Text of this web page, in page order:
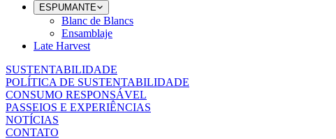
ESPUMANTE
Blanc de Blancs
Ensamblaje
Late Harvest
SUSTENTABILIDADE
POLÍTICA DE SUSTENTABILIDADE
CONSUMO RESPONSÁVEL
PASSEIOS E EXPERIÊNCIAS
NOTÍCIAS
CONTATO